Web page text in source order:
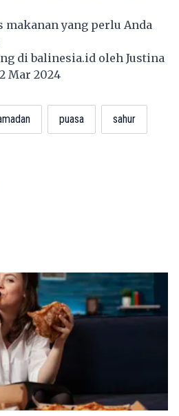
makanan yang perlu Anda
dibalinesia.id oleh Justina
Mar 2024
puasa sahur